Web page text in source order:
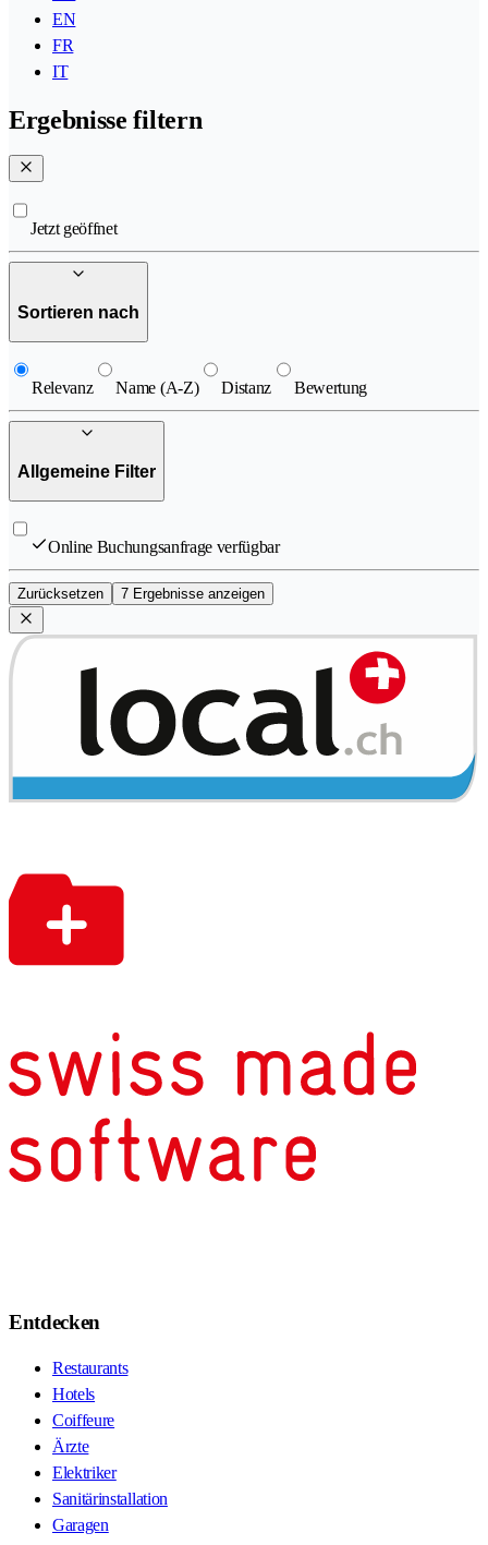
EN
FR
IT
Ergebnisse filtern
Jetzt geöffnet
Sortieren nach
Relevanz Name (A-Z) Distanz Bewertung
Allgemeine Filter
Online Buchungsanfrage verfügbar
Zurücksetzen 7 Ergebnisse anzeigen
Entdecken
Restaurants
Hotels
Coiffeure
Ärzte
Elektriker
Sanitärinstallation
Garagen